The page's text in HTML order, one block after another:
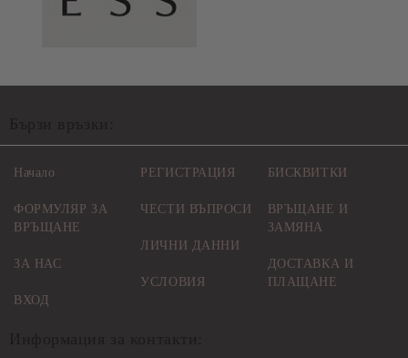
Начало
ФОРМУЛЯР ЗА
ВРЪЩАНЕ
ЗА НАС
ВХОД
РЕГИСТРАЦИЯ
ЧЕСТИ ВЪПРОСИ
ЛИЧНИ ДАННИ
УСЛОВИЯ
БИСКВИТКИ
ВРЪЩАНЕ И
ЗАМЯНА
ДОСТАВКА И
ПЛАЩАНЕ